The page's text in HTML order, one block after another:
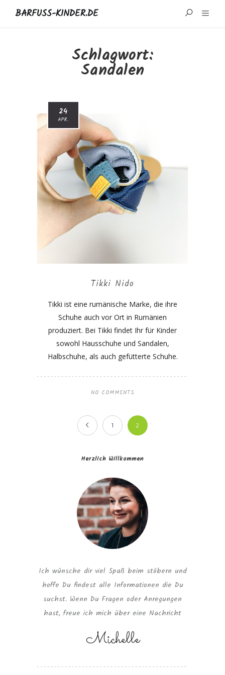
BARFUSS-KINDER.DE
WISSENSWERTES
ÜBER MICH
IMPRESSUM
Schlagwort:
Sandalen
24
APR.
Tikki Nido
Tikki ist eine rumänische Marke, die ihre
Schuhe auch vor Ort in Rumänien
produziert. Bei Tikki findet Ihr für Kinder
sowohl Hausschuhe und Sandalen,
Halbschuhe, als auch gefütterte Schuhe.
NO COMMENTS
1 2
Herzlich Willkommen
Ich wünsche dir viel Spaß beim stöbern und
hoffe Du findest alle Informationen die Du
suchst. Wenn Du Fragen oder Anregungen
hast, freue ich mich über eine Nachricht
Michelle